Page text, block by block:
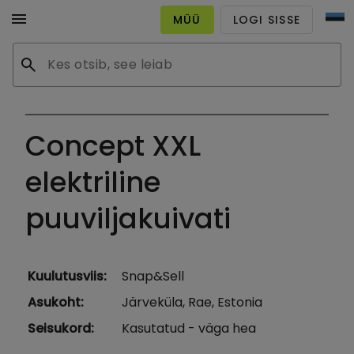
menu
search
MÜÜ LOGI SISSE
Concept XXL
elektriline
puuviljakuivati
Kuulutusviis:
Snap&Sell
Asukoht:
Järveküla, Rae, Estonia
Seisukord: Kasutatud - väga hea